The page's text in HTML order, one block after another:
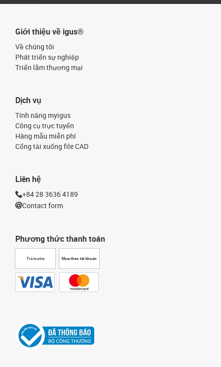
Giới thiệu về igus®
Về chúng tôi
Phát triển sự nghiệp
Triển lãm thương mại
Phương thức thanh toán
Trả trước Mua theo tài khoản
Dịch vụ
Tính năng myigus
Công cụ trực tuyến
Hàng mẫu miễn phí
Cổng tải xuống file CAD
Liên hệ
+84 28 3636 4189
Contact form